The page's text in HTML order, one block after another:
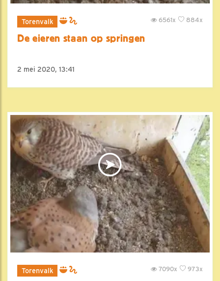
Torenvalk 884x
6561x
De eieren staan op springen
2 mei 2020, 13:41
Torenvalk 973x
7090x